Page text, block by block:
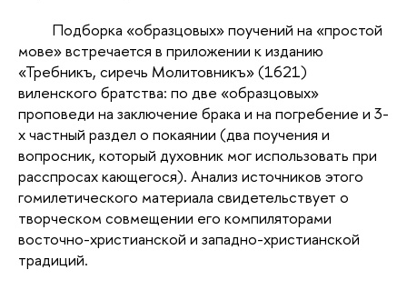
Подборка «образцовых» поучений на «простой
мове» встречается в приложении к изданию
«Требникъ, сиречь Молитовникъ» (1621)
виленского братства: по две «образцовых»
проповеди на заключение брака и на погребение и 3-
х частный раздел о покаянии (два поучения и
вопросник, который духовник мог использовать при
расспросах кающегося). Анализ источников этого
гомилетического материала свидетельствует о
творческом совмещении его компиляторами
восточно-христианской и западно-христианской
традиций.